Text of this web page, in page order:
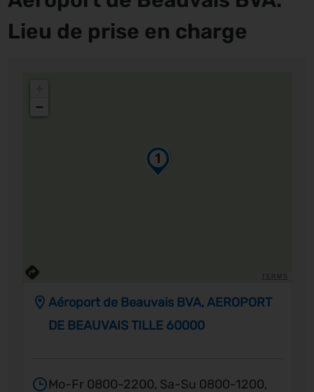
Lieu de prise en charge
−
Aéroport de Beauvais BVA, AEROPORT
DE BEAUVAIS TILLE 60000
Mo-Fr 0800-2200, Sa-Su 0800-1200,